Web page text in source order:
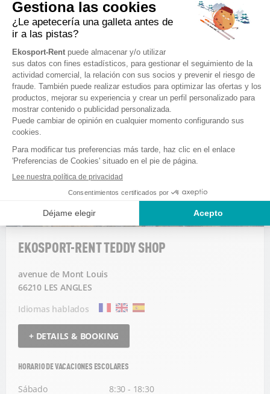
LES ANGLES
EKOSPORT-RENT TEDDY SHOP
avenue de Mont Louis
66210 LES ANGLES
Idiomas hablados
+ DETAILS & BOOKING
HORARIO DE VACACIONES ESCOLARES
Sábado
8:30 - 18:30